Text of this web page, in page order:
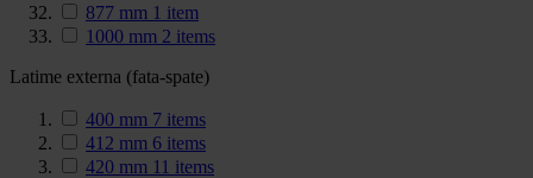
877 mm 1 item
1000 mm 2 items
Latime externa (fata-spate)
400 mm 7 items
412 mm 6 items
420 mm 11 items